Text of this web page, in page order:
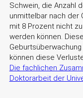
Schwein, die Anzahl
unmittelbar nach der
mit 8 Prozent nicht
werden können.
können diese
Die fachlichen
Doktorarbeit der